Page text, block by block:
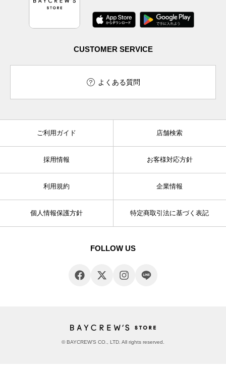
CUSTOMER SERVICE
よくある質問
ご利用ガイド 店舗検索
採用情報 お客様対応方針
利用規約 企業情報
個人情報保護方針 特定商取引法に基づく表記
FOLLOW US
© BAYCREW’S CO., LTD. All rights reserved.